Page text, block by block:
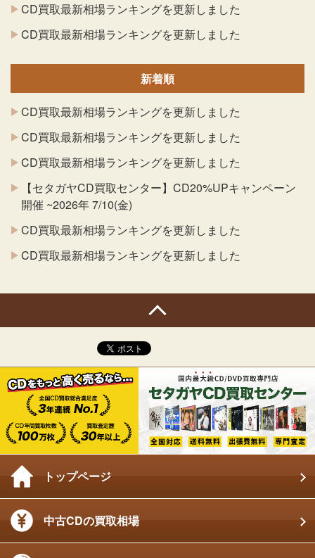
CD買取最新相場ランキングを更新しました
CD買取最新相場ランキングを更新しました
新着順
CD買取最新相場ランキングを更新しました
CD買取最新相場ランキングを更新しました
CD買取最新相場ランキングを更新しました
【セタガヤCD買取センター】CD20%UPキャンペーン
開催 ~2026年 7/10(金)
CD買取最新相場ランキングを更新しました
CD買取最新相場ランキングを更新しました
トップページ
中古CDの買取相場